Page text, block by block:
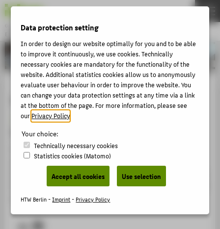
Gründung & Innovation
ENTREPRENEURSHIP
Menu
Veranstaltungsreihen
Semesterprogramm des
Gründungsservice der HTW Berlin
In jedem Semester gibt es ein wechselndes Workshop-
und Veranstaltungsangebot, organisiert vom
Gründungsservice der HTW-Berlin. Themen sind aktuelle
Fragestellungen aus der Gründerszene. Die Webinarreihe
startet wieder im Oktober 2026.
THEMEN
AKTUELLES
EVENTS & WORKSHOPS
STIPENDIEN & UNTERSTÜTZUNG
COMMUNITY & PARTNER
ENTREPRENEURSHIP & LEHRE
UNSERE PROJEKTE
ABOUT HTW BERLIN
POPULAR PAGES
Data protection setting
In order to design our website optimally for you and to be able
to improve it continuously, we use cookies. Technically
necessary cookies are mandatory for the functionality of the
website. Additional statistics cookies allow us to anonymously
evaluate user behaviour in order to improve the website. You
can change your data protection settings at any time via a link
at the bottom of the page. For more information, please see
ourPrivacy Policy
Your choice:
Technically necessary cookies
Statistics cookies (Matomo)
Accept all cookies Use selection
HTW Berlin -Imprint- Privacy Policy